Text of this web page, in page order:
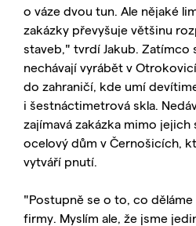
o váze dvou tun. Ale nějaké
zakázky převyšuje většinu
staveb," tvrdí Jakub. Zatímco
nechávají vyrábět v
do zahraničí, kde umí
i šestnáctimetrová skla.
zajímavá zakázka mimo
ocelový dům v Černošicích,
vytváří pnutí.
"Postupně se o to, co
firmy. Myslím ale, že jsme